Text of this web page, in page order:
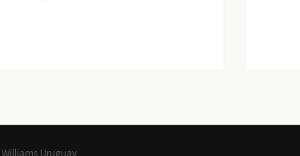
Williams Uruguay